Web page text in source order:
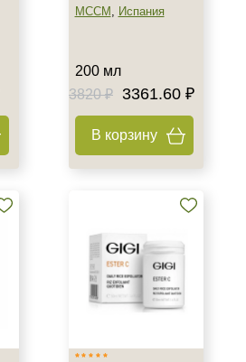
MCCM , Испания
200 мл
3820 ₽
3361.60 ₽
В корзину